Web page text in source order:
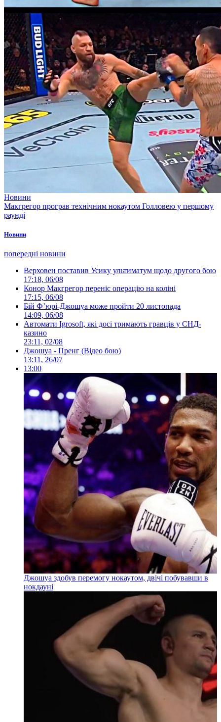
Новини
Макгрегор програв технічним нокаутом Голловею у першому
раунді
Новини
попередні новини
Верховен поставив Усику ультиматум щодо другого бою
17:18, 06/08
Конор Макгрегор переніс операцію на коліні
17:15, 06/08
Бій Ф’юрі-Джошуа може пройти 20 листопада
14:09, 06/08
Автомати Igrosoft, які досі тримають гравців у СНД-
казино
23:11, 02/08
Джошуа - Пренг (Відео бою)
13:11, 26/07
13:00
Джошуа здобув перемогу нокаутом, двічі побувавши в
нокдауні